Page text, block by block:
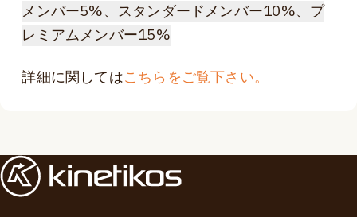
メンバー5%、スタンダードメンバー10%、プ
レミアムメンバー15%
詳細に関してはこちらをご覧下さい。